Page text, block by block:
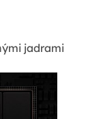
jadrami